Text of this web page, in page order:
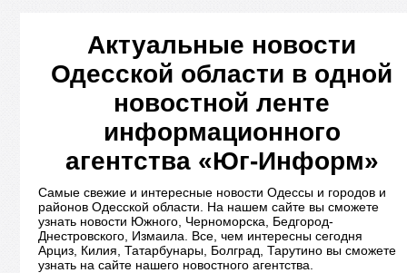
Актуальные новости
Одесской области в одной
новостной ленте
информационного
агентства «Юг-Информ»
Самые свежие и интересные новости Одессы и городов и
районов Одесской области. На нашем сайте вы сможете
узнать новости Южного, Черноморска, Бедгород-
Днестровского, Измаила. Все, чем интересны сегодня
Арциз, Килия, Татарбунары, Болград, Тарутино вы сможете
узнать на сайте нашего новостного агентства.